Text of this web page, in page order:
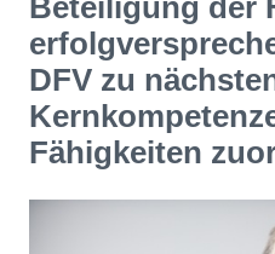
Beteiligung der
DFV zu
Fähigkeiten